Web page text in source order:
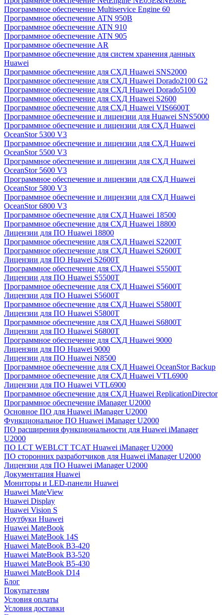
Программное обеспечение Multiservice Engine 60
Программное обеспечение ATN 950B
Программное обеспечение ATN 910
Программное обеспечение ATN 905
Программное обеспечение AR
Программное обеспечение для систем хранения данных
Huawei
Программное обеспечение для СХД Huawei SNS2000
Программное обеспечение для СХД Huawei Dorado2100 G2
Программное обеспечение для СХД Huawei Dorado5100
Программное обеспечение для СХД Huawei S2600
Программное обеспечение для СХД Huawei VIS6600T
Программное обеспечение и лицензии для Huawei SNS5000
Программное обеспечение и лицензии для СХД Huawei
OceanStor 5300 V3
Программное обеспечение и лицензии для СХД Huawei
OceanStor 5500 V3
Программное обеспечение и лицензии для СХД Huawei
OceanStor 5600 V3
Программное обеспечение и лицензии для СХД Huawei
OceanStor 5800 V3
Программное обеспечение и лицензии для СХД Huawei
OceanStor 6800 V3
Программное обеспечение для СХД Huawei 18500
Программное обеспечение для СХД Huawei 18800
Лицензии для ПО Huawei 18800
Программное обеспечение для СХД Huawei S2200T
Программное обеспечение для СХД Huawei S2600T
Лицензии для ПО Huawei S2600T
Программное обеспечение для СХД Huawei S5500T
Лицензии для ПО Huawei S5500T
Программное обеспечение для СХД Huawei S5600T
Лицензии для ПО Huawei S5600T
Программное обеспечение для СХД Huawei S5800T
Лицензии для ПО Huawei S5800T
Программное обеспечение для СХД Huawei S6800T
Лицензии для ПО Huawei S6800T
Программное обеспечение для СХД Huawei 9000
Лицензии для ПО Huawei 9000
Лицензии для ПО Huawei N8500
Программное обеспечение для СХД Huawei OceanStor Backup
Программное обеспечение для СХД Huawei VTL6900
Лицензии для ПО Huawei VTL6900
Программное обеспечение для СХД Huawei ReplicationDirector
Программное обеспечение iManager U2000
Основное ПО для Huawei iManager U2000
Функциональное ПО Huawei iManager U2000
ПО расширения функциональности для Huawei iManager
U2000
ПО LCT WEBLCT TCAT Huawei iManager U2000
ПО сторонних разработчиков для Huawei iManager U2000
Лицензии для ПО Huawei iManager U2000
Документация Huawei
Мониторы и LED-панели Huawei
Huawei MateView
Huawei Display
Huawei Vision S
Ноутбуки Huawei
Huawei MateBook
Huawei MateBook 14S
Huawei MateBook B3-420
Huawei MateBook B3-520
Huawei MateBook B5-430
Huawei MateBook D14
Блог
Покупателям
Условия оплаты
Условия доставки